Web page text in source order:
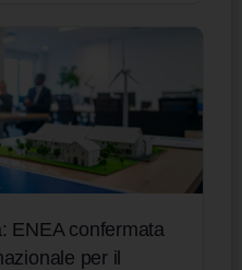
ENEA confermata
per il